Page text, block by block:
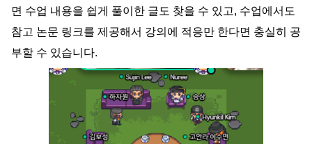
면 수업 내용을 쉽게 풀이한 글도 찾을 수 있고, 수업에서도
참고 논문 링크를 제공해서 강의에 적응만 한다면 충실히 공
부할 수 있습니다.